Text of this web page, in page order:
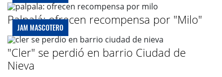
Palpalá: ofrecen recompensa por "Milo"
JAM MASCOTERO
"Cler" se perdió en barrio Ciudad de
Nieva